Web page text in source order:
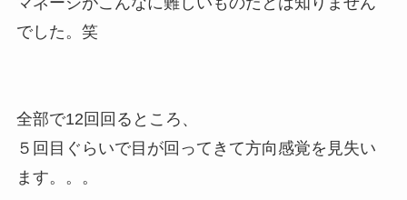
でした。笑
全部で12回回るところ、
５回目ぐらいで目が回ってきて方向感覚を見失い
ます。。。